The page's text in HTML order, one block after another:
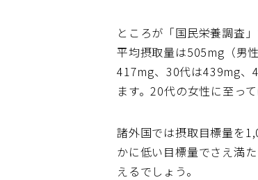
ところが「国民栄養調査
平均摂取量は505mg（男
417mg、30代は439mg、
ます。20代の女性に至っ
諸外国では摂取目標量を
かに低い目標量でさえ満
えるでしょう。